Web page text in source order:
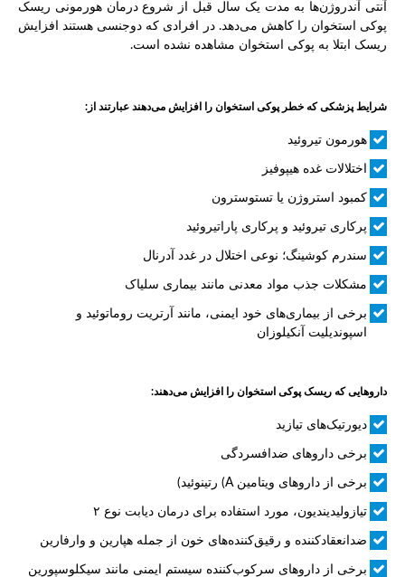
آنتی آندروژن‌ها به مدت یک سال قبل از شروع درمان هورمونی ریسک
پوکی استخوان را کاهش می‌دهد. در افرادی که دوجنسی هستند افزایش
ریسک ابتلا به پوکی استخوان مشاهده نشده است.
شرایط پزشکی که خطر پوکی استخوان را افزایش می‌دهند عبارتند از:
هورمون تیروئید
اختلالات غده هیپوفیز
کمبود استروژن یا تستوسترون
پرکاری تیروئید و پرکاری پاراتیروئید
سندرم کوشینگ؛ نوعی اختلال در غدد آدرنال
مشکلات جذب مواد معدنی مانند بیماری سلیاک
برخی از بیماری‌های خود ایمنی، مانند آرتریت روماتوئید و
اسپوندیلیت آنکیلوزان
داروهایی که ریسک پوکی استخوان را افزایش می‌دهند:
دیورتیک‌های تیازید
برخی داروهای ضدافسردگی
برخی از داروهای ویتامین A) رتینوئید)
تیازولیدیندیون، مورد استفاده برای درمان دیابت نوع ۲
ضدانعقادکننده و رقیق‌کننده‌های خون از جمله هپارین و وارفارین
برخی از داروهای سرکوب‌کننده سیستم ایمنی مانند سیکلوسپورین